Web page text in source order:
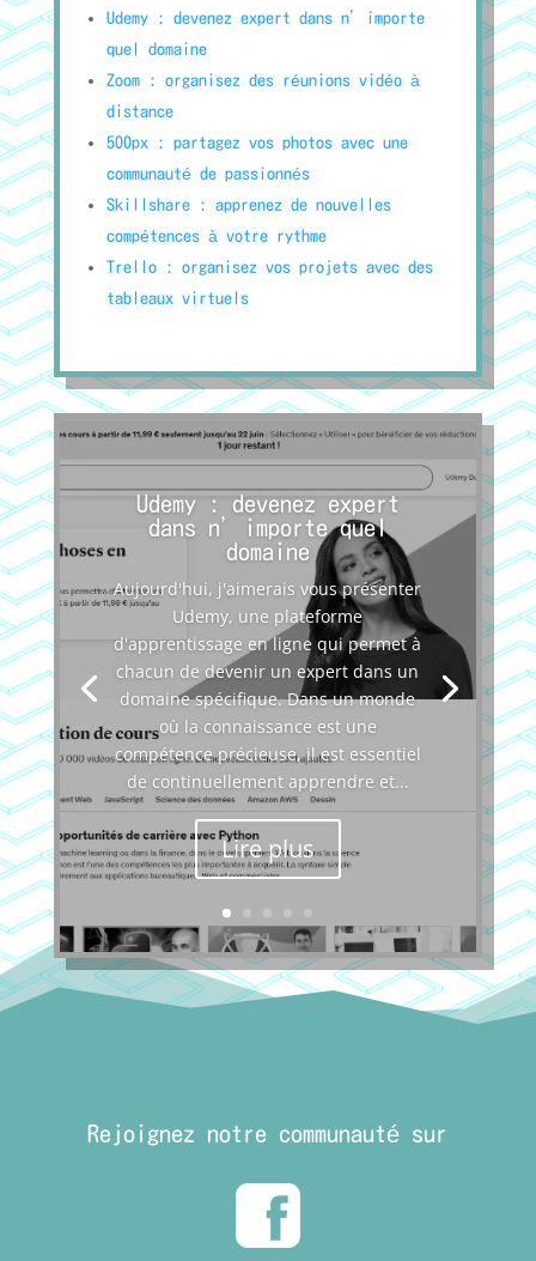
Udemy : devenez expert dans n’importe
quel domaine
Zoom : organisez des réunions vidéo à
distance
500px : partagez vos photos avec une
communauté de passionnés
Skillshare : apprenez de nouvelles
compétences à votre rythme
Trello : organisez vos projets avec des
tableaux virtuels
Udemy : devenez expert
dans n’importe quel
domaine
Aujourd'hui, j'aimerais vous présenter
Udemy, une plateforme
d'apprentissage en ligne qui permet à
chacun de devenir un expert dans un
domaine spécifique. Dans un monde
où la connaissance est une
compétence précieuse, il est essentiel
de continuellement apprendre et...
Lire plus
Rejoignez notre communauté sur